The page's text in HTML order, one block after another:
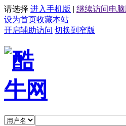
请选择 进入手机版 | 继续访问电脑
设为首页收藏本站
开启辅助访问 切换到窄版